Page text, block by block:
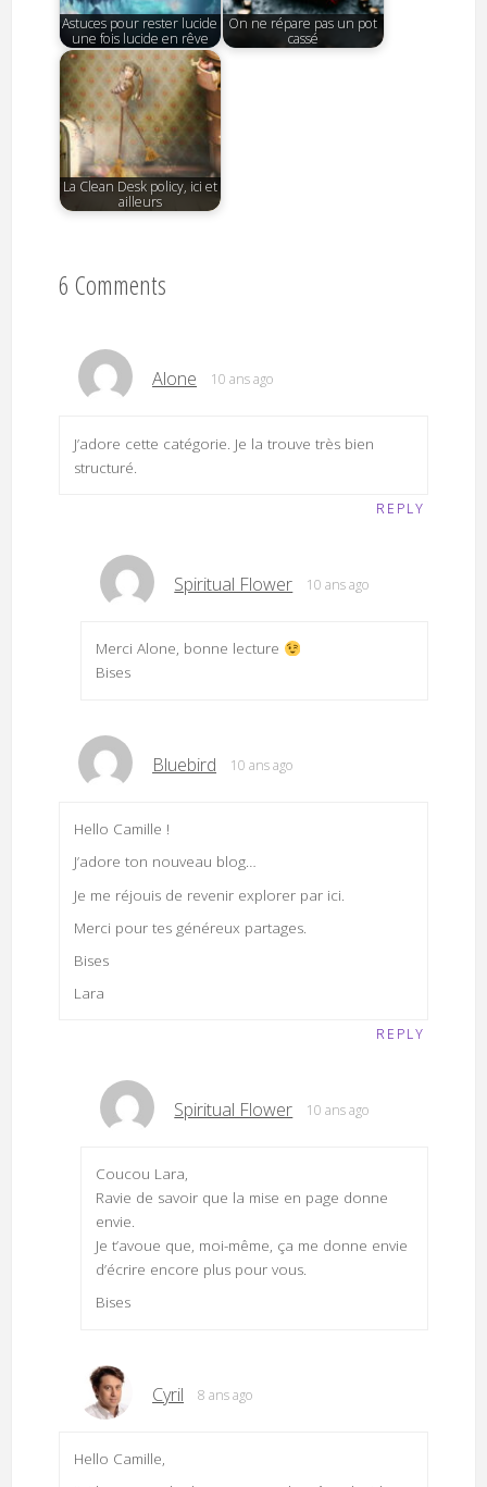
Astuces pour rester lucide
une fois lucide en rêve
On ne répare pas un pot
cassé
La Clean Desk policy, ici et
ailleurs
6 Comments
Alone 10 ans ago
J’adore cette catégorie. Je la trouve très bien
structuré.
REPLY
Spiritual Flower 10 ans ago
Merci Alone, bonne lecture
Bises
Bluebird 10 ans ago
Hello Camille !
J’adore ton nouveau blog…
Je me réjouis de revenir explorer par ici.
Merci pour tes généreux partages.
Bises
Lara
REPLY
Spiritual Flower 10 ans ago
Coucou Lara,
Ravie de savoir que la mise en page donne
envie.
Je t’avoue que, moi-même, ça me donne envie
d’écrire encore plus pour vous.
Bises
Cyril 8 ans ago
Hello Camille,